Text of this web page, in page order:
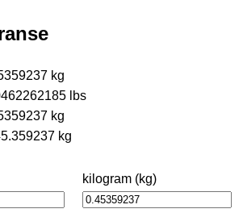
kg
lbs
kg
kg
kilogram (kg)